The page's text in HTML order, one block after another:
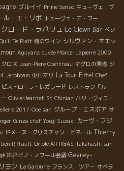
ブルイイ Prime Senso キューヴェ・プ
ル・エ・リボ キューヴェ・デ・フー
ロード・ラパリュ Le Clown Bar ペシ
Te Plaît 剣のワイン シルヴァン・オエッ
Aguyana cuvée Marcel Lapierre 2009
ロス Jean-Piere Cointreau マグロの漁港 ジ
Jeroboam 中川マリ La Tour Eiffel Chef
ビストロ・ラ・レガラード レストラン「ル・
OlivierJeantet St Chinian パリ・ヴィニ・
2017 Ooe san グループ・エスポア オ
Ginza chef Youji Suzuki カーヴ・フジ
ドメーヌ・クリスチャン・ビネール Thierry
Riffault Oriole ARTIGAS Takahashi san
世界ピノ・ノワール会議 Gevrey-
ヨン La Garonne フランス・ツアー オペラ